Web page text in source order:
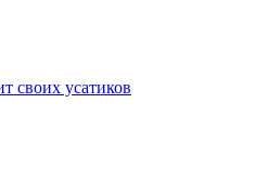
своих усатиков